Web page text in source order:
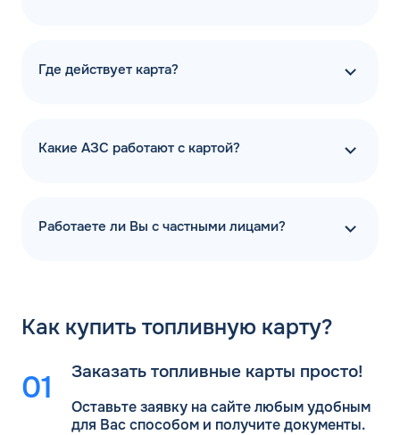
Где действует карта?
Какие АЗС работают с картой?
Работаете ли Вы с частными лицами?
Как купить топливную карту?
Заказать топливные карты просто!
Оставьте заявку на сайте любым удобным
для Васспособом и получите документы.